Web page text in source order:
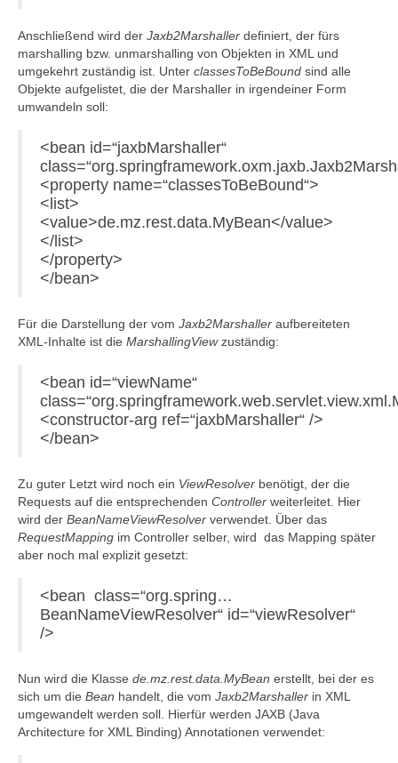
Anschließend wird der Jaxb2Marshaller definiert, der fürs
marshalling bzw. unmarshalling von Objekten in XML und
umgekehrt zuständig ist. Unter classesToBeBound sind alle
Objekte aufgelistet, die der Marshaller in irgendeiner Form
umwandeln soll:
<bean id=“jaxbMarshaller“
<property name=“classesToBeBound“>
<list>
<value>de.mz.rest.data.MyBean</value>
</list>
</property>
</bean>
Für die Darstellung der vom Jaxb2Marshaller aufbereiteten
XML-Inhalte ist die MarshallingViewzuständig:
<bean id=“viewName“
<constructor-arg ref=“jaxbMarshaller“ />
</bean>
Zu guter Letzt wird noch ein ViewResolver benötigt, der die
Requests auf die entsprechenden Controller weiterleitet. Hier
wird der BeanNameViewResolver verwendet. Über das
RequestMapping im Controller selber, wird das Mapping später
aber noch mal explizit gesetzt:
<bean class=“org.spring…
BeanNameViewResolver“ id=“viewResolver“
/>
Nun wird die Klasse de.mz.rest.data.MyBean erstellt, bei der es
sich um die Bean handelt, die vom Jaxb2Marshaller in XML
umgewandelt werden soll. Hierfür werden JAXB (Java
Architecture for XML Binding) Annotationen verwendet: